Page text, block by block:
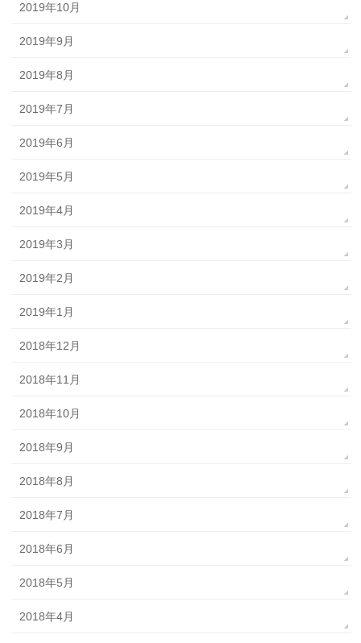
2019年10月
2019年9月
2019年8月
2019年7月
2019年6月
2019年5月
2019年4月
2019年3月
2019年2月
2019年1月
2018年12月
2018年11月
2018年10月
2018年9月
2018年8月
2018年7月
2018年6月
2018年5月
2018年4月